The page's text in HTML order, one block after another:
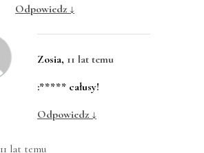
Odpowiedz ↓
Zosia, 11 lat temu
:***** całusy!
Odpowiedz ↓
11 lat temu